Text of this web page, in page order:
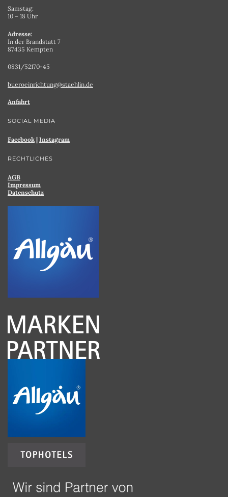
Samstag:
10 – 18 Uhr
Adresse:
In der Brandstatt 7
87435 Kempten
0831/52170-45
bueroeinrichtung@staehlin.de
Anfahrt
SOCIAL MEDIA
Facebook | Instagram
RECHTLICHES
AGB
Impressum
Datenschutz